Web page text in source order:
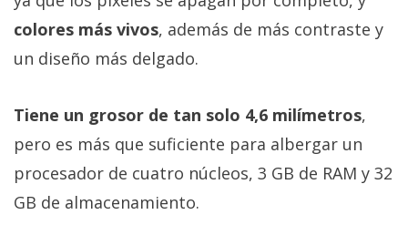
colores más vivos, además de más contraste y
un diseño más delgado.
Tiene un grosor de tan solo 4,6 milímetros,
pero es más que suficiente para albergar un
procesador de cuatro núcleos, 3 GB de RAM y 32
GB de almacenamiento.